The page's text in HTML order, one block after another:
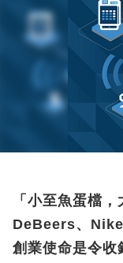
「小至魚蛋檔
DeBeers、
創業使命是令收